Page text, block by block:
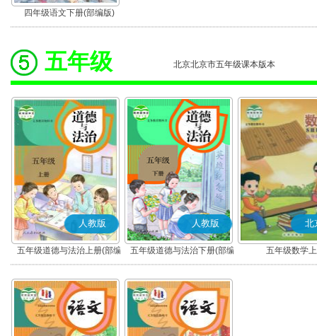
四年级语文下册(部编版)
五年级 北京北京市五年级课本版本
人教版
五年级道德与法治上册(部编
版)
人教版
五年级道德与法治下册(部编
版)
北
五年级数学